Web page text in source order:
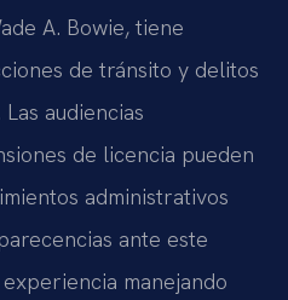
A. Bowie, tiene
de tránsito y delitos
audiencias
de licencia pueden
administrativos
ante este
manejando